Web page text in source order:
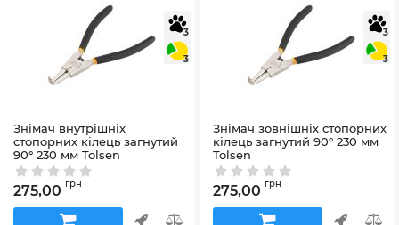
3
3
Знімач внутрішніх
стопорних кілець загнутий
90° 230 мм Tolsen
Артикул:10083
275,00 грн
3
3
Знімач зовнішніх стопорних
кілець загнутий 90° 230 мм
Tolsen
Артикул:10093
275,00 грн